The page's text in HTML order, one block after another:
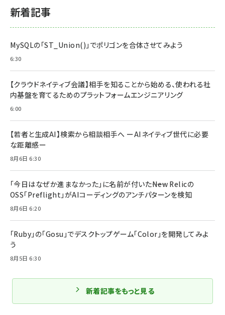
新着記事
MySQLの「ST_Union()」でポリゴンを合体させてみよう
6:30
【クラウドネイティブ会議】相手を知ることから始める、使われる社
内基盤を育てるためのプラットフォームエンジニアリング
6:00
【若者と生成AI】検索から相談相手へ ーAIネイティブ世代に必要
な距離感ー
8月6日 6:30
「今日はなぜか進まなかった」に名前が付いた――New Relicの
OSS「Preflight」がAIコーディングのアンチパターンを検知
8月6日 6:20
「Ruby」の「Gosu」でデスクトップゲーム「Color」を開発してみよ
う
8月5日 6:30
新着記事をもっと見る